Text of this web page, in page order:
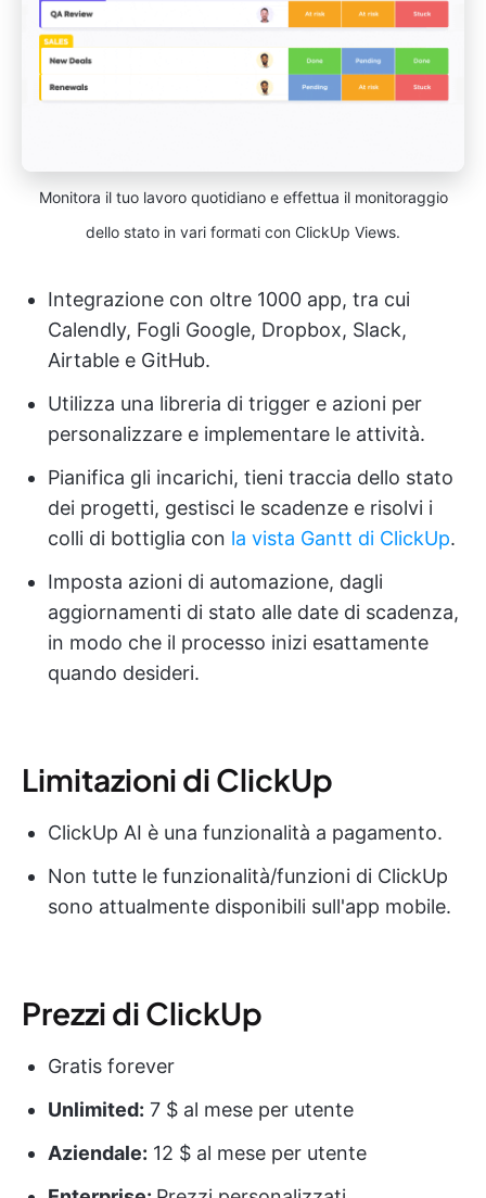
Monitora il tuo lavoro quotidiano e effettua il monitoraggio
dello stato in vari formati con ClickUp Views.
Integrazione con oltre 1000 app, tra cui
Calendly, Fogli Google, Dropbox, Slack,
Airtable e GitHub.
Utilizza una libreria di trigger e azioni per
personalizzare e implementare le attività.
Pianifica gli incarichi, tieni traccia dello stato
dei progetti, gestisci le scadenze e risolvi i
colli di bottiglia con la vista Gantt di ClickUp.
Imposta azioni di automazione, dagli
aggiornamenti di stato alle date di scadenza,
in modo che il processo inizi esattamente
quando desideri.
Limitazioni di ClickUp
ClickUp AI è una funzionalità a pagamento.
Non tutte le funzionalità/funzioni di ClickUp
sono attualmente disponibili sull'app mobile.
Prezzi di ClickUp
Gratis forever
Unlimited: 7 $ al mese per utente
Aziendale: 12 $ al mese per utente